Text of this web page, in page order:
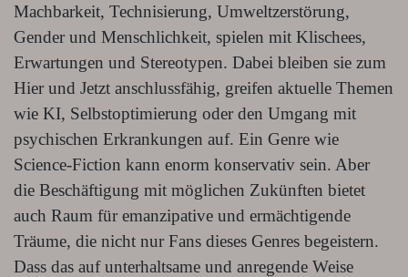
Machbarkeit, Technisierung, Umweltzerstörung,
Gender und Menschlichkeit, spielen mit Klischees,
Erwartungen und Stereotypen. Dabei bleiben sie zum
Hier und Jetzt anschlussfähig, greifen aktuelle Themen
wie KI, Selbstoptimierung oder den Umgang mit
psychischen Erkrankungen auf. Ein Genre wie
Science-Fiction kann enorm konservativ sein. Aber
die Beschäftigung mit möglichen Zukünften bietet
auch Raum für emanzipative und ermächtigende
Träume, die nicht nur Fans dieses Genres begeistern.
Dass das auf unterhaltsame und anregende Weise